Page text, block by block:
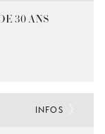
30 ANS
INFOS